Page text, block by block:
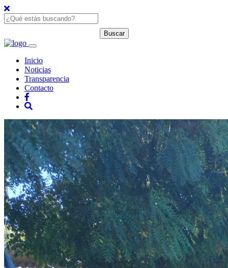
Inicio
Noticias
Transparencia
Contacto